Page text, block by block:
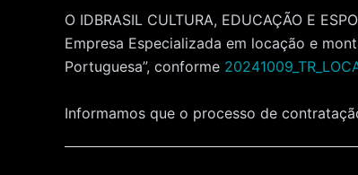
O IDBRASIL CULTURA, EDUCAÇÃO E
Empresa Especializada em locação e
Portuguesa”, conforme
Informamos que o processo de